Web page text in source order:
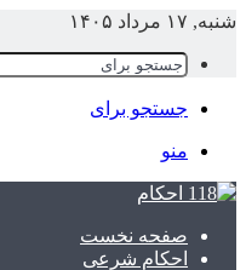
شنبه, ۱۷ مرداد ۱۴۰۵
جستجو برای
منو
صفحه نخست
احکام شرعی